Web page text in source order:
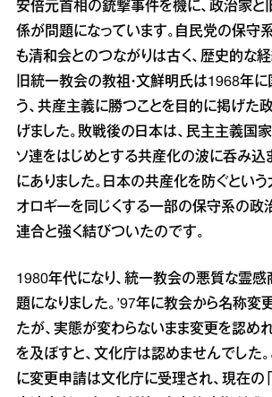
安倍元首相の銃撃事件を機に、政治家と
係が問題になっています。自民党の保守
も清和会とのつながりは古く、歴史的な経
旧統一教会の教祖・文鮮明氏は1968年
う、共産主義に勝つことを目的に掲げた
げました。敗戦後の日本は、民主主義国
ソ連をはじめとする共産化の波に呑み込
にありました。日本の共産化を防ぐという
オロギーを同じくする一部の保守系の政
連合と強く結びついたのです。
1980年代になり、統一教会の悪質な霊感
題になりました。’97年に教会から名称変
たが、実態が変わらないまま変更を認め
を及ぼすと、文化庁は認めませんでした
に変更申請は文化庁に受理され、現在の